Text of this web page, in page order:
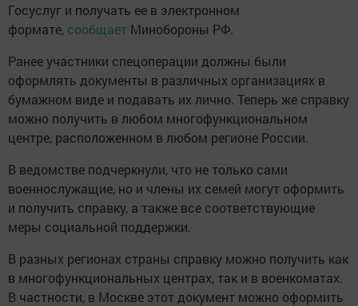
Госуслуг и получать ее в электронном
формате, сообщает Минобороны РФ.
Ранее участники спецоперации должны были
оформлять документы в различных организациях в
бумажном виде и подавать их лично. Теперь же справку
можно получить в любом многофункциональном
центре, расположенном в любом регионе России.
В ведомстве подчеркнули, что не только сами
военнослужащие, но и члены их семей могут оформить
и получить справку, а также все соответствующие
меры социальной поддержки.
В разных регионах страны справку можно получить как
в многофункциональных центрах, так и в военкоматах.
В частности, в Москве этот документ можно оформить